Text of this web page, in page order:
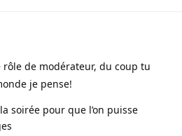
rôle de modérateur, du coup tu
je pense!
soirée pour que l’on puisse